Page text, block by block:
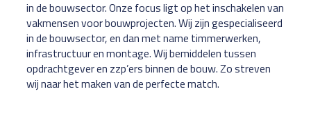
in de bouwsector. Onze focus ligt op het inschakelen van
vakmensen voor bouwprojecten. Wij zijn gespecialiseerd
in de bouwsector, en dan met name timmerwerken,
infrastructuur en montage. Wij bemiddelen tussen
opdrachtgever en zzp’ers binnen de bouw. Zo streven
wij naar het maken van de perfecte match.